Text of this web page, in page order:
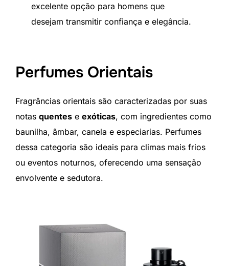
excelente opção para homens que
desejam transmitir confiança e elegância.
Perfumes Orientais
Fragrâncias orientais são caracterizadas por suas
notas quentes e exóticas, com ingredientes como
baunilha, âmbar, canela e especiarias. Perfumes
dessa categoria são ideais para climas mais frios
ou eventos noturnos, oferecendo uma sensação
envolvente e sedutora.